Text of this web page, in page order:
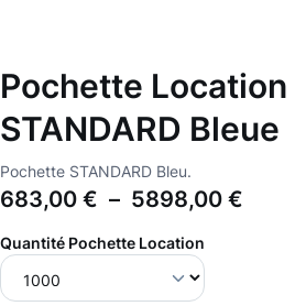
Pochette
STANDARD Bleue
Pochette STANDARD Bleu.
683,00 € – 5898,00 €
Quantité Pochette Location